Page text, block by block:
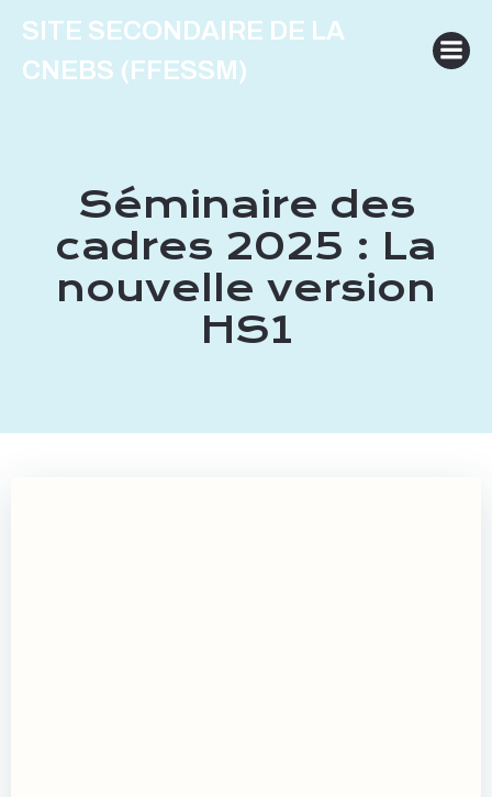
au
contenu
SITE SECONDAIRE DE LA
CNEBS (FFESSM)
Séminaire des
cadres 2025 : La
nouvelle version
HS1